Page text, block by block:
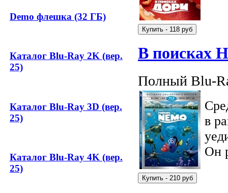
Demo флешка (32 ГБ)
Каталог Blu-Ray 2K (вер.
25)
Каталог Blu-Ray 3D (вер.
25)
Каталог Blu-Ray 4K (вер.
25)
В поисках
Полный Blu-
в
Он